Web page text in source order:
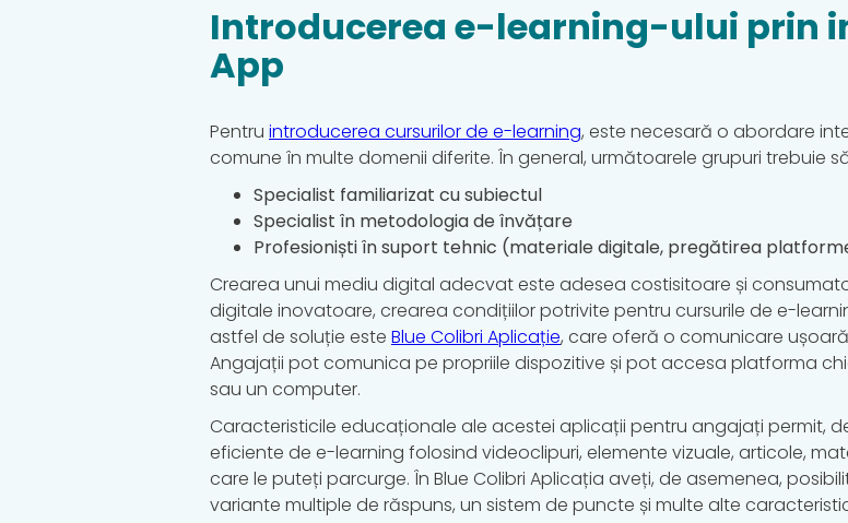
Introducerea e-learning-ului prin
App
Pentru introducerea cursurilor de e-learning, este necesară o abordare
comune în multe domenii diferite. În general, următoarele grupuri trebuie
Specialist familiarizat cu subiectul
Specialist în metodologia de învățare
Profesioniști în suport tehnic (materiale digitale, pregătirea
Crearea unui mediu digital adecvat este adesea costisitoare și
digitale inovatoare, crearea condițiilor potrivite pentru cursurile de e-
astfel de soluție este Blue Colibri Aplicație, care oferă o comunicare
Angajații pot comunica pe propriile dispozitive și pot accesa platforma
sau un computer.
Caracteristicile educaționale ale acestei aplicații pentru angajați permit,
eficiente de e-learning folosind videoclipuri, elemente vizuale, articole,
care le puteți parcurge. În Blue Colibri Aplicația aveți, de asemenea,
variante multiple de răspuns, un sistem de puncte și multe alte